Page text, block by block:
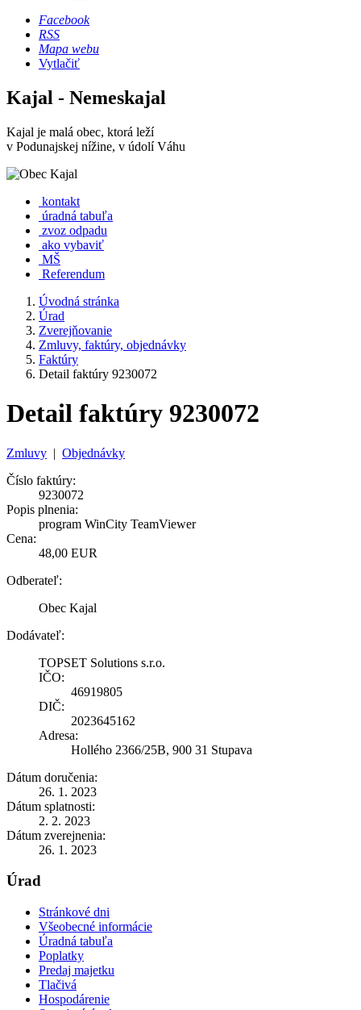
Facebook
RSS
Mapa webu
Vytlačiť
Kajal - Nemeskajal
Kajal je malá obec, ktorá leží
v Podunajskej nížine, v údolí Váhu
kontakt
úradná tabuľa
zvoz odpadu
ako vybaviť
MŠ
Referendum
Úvodná stránka
Úrad
Zverejňovanie
Zmluvy, faktúry, objednávky
Faktúry
Detail faktúry 9230072
Detail faktúry 9230072
Zmluvy | Objednávky
Číslo faktúry:
9230072
Popis plnenia:
program WinCity TeamViewer
Cena:
48,00 EUR
Odberateľ:
Obec Kajal
Dodávateľ:
TOPSET Solutions s.r.o.
IČO:
46919805
DIČ:
2023645162
Adresa:
Hollého 2366/25B, 900 31 Stupava
Dátum doručenia:
26. 1. 2023
Dátum splatnosti:
2. 2. 2023
Dátum zverejnenia:
26. 1. 2023
Úrad
Stránkové dni
Všeobecné informácie
Úradná tabuľa
Poplatky
Predaj majetku
Tlačivá
Hospodárenie